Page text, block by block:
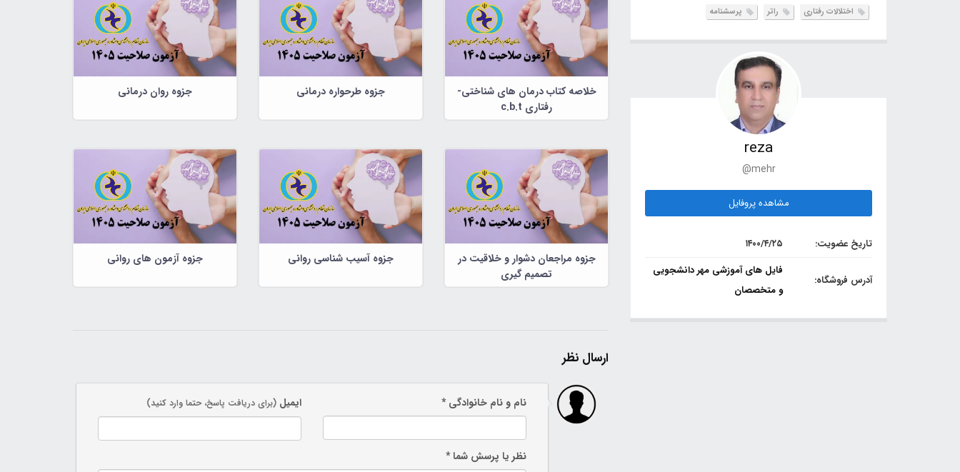
اختلالات رفتاری راتر پرسشنامه
reza
@mehr
مشاهده پروفایل
تاریخ عضویت: ۱۴۰۰/۴/۲۵
آدرس فروشگاه:
فایل های آموزشی مهر دانشجویی
و متخصصان
خلاصه کتاب درمان های شناختی-
رفتاری c.b.t
جزوه طرحواره درمانی جزوه روان درمانی
جزوه مراجعان دشوار و خلاقیت در
تصمیم گیری
جزوه آسیب شناسی روانی جزوه آزمون های روانی
ارسال نظر
نام و نام خانوادگی * ایمیل (برای دریافت پاسخ، حتما وارد کنید)
نظر یا پرسش شما *